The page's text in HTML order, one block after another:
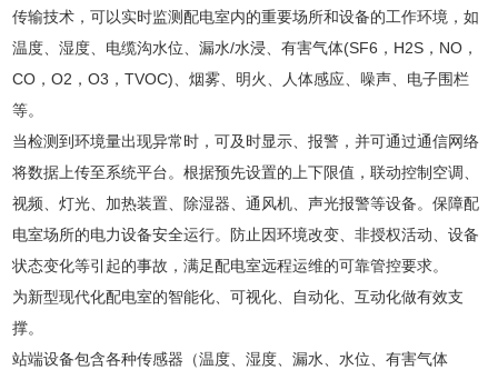
传输技术，可以实时监测配电室内的重要场所和设备的工作环境，如
温度、湿度、电缆沟水位、漏水/水浸、有害气体(SF6，H2S，NO，
CO，O2，O3，TVOC)、烟雾、明火、人体感应、噪声、电子围栏
等。
当检测到环境量出现异常时，可及时显示、报警，并可通过通信网络
将数据上传至系统平台。根据预先设置的上下限值，联动控制空调、
视频、灯光、加热装置、除湿器、通风机、声光报警等设备。保障配
电室场所的电力设备安全运行。防止因环境改变、非授权活动、设备
状态变化等引起的事故，满足配电室远程运维的可靠管控要求。
为新型现代化配电室的智能化、可视化、自动化、互动化做有效支
撑。
站端设备包含各种传感器（温度、湿度、漏水、水位、有害气体